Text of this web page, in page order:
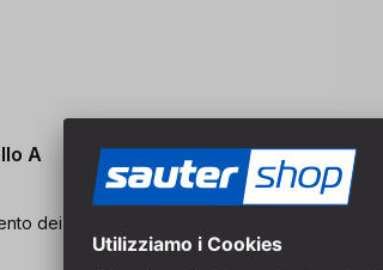
A
dei telai quadrati Larghezza 12 mm |